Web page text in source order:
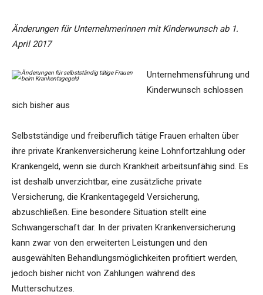
Änderungen für Unternehmerinnen mit Kinderwunsch ab 1.
April 2017
Unternehmensführung und
Kinderwunsch schlossen
sich bisher aus
Selbstständige und freiberuflich tätige Frauen erhalten über
ihre private Krankenversicherung keine Lohnfortzahlung oder
Krankengeld, wenn sie durch Krankheit arbeitsunfähig sind. Es
ist deshalb unverzichtbar, eine zusätzliche private
Versicherung, die Krankentagegeld Versicherung,
abzuschließen. Eine besondere Situation stellt eine
Schwangerschaft dar. In der privaten Krankenversicherung
kann zwar von den erweiterten Leistungen und den
ausgewählten Behandlungsmöglichkeiten profitiert werden,
jedoch bisher nicht von Zahlungen während des
Mutterschutzes.